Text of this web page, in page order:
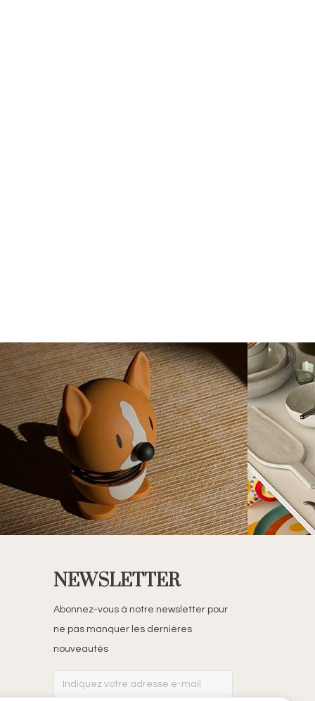
NEWSLETTER
Abonnez-vous à notre newsletter pour
ne pas manquer les dernières
nouveautés